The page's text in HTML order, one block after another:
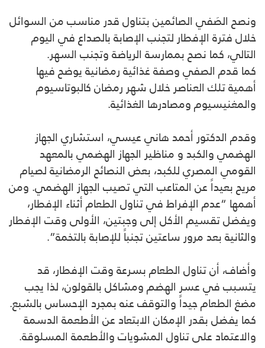
ونصح الصَفي الصائمين بتناول قدر مناسب من السوائل
خلال فترة الإفطار لتجنب الإصابة بالصداع في اليوم
التالي، كما نصح بممارسة الرياضة وتجنب السهر.
كما قدم الصفي وصفة غذائية رمضانية يوضح فيها
أهمية تلك العناصر خلال شهر رمضان كالبوتاسيوم
والمغنيسيوم ومصادرها الغذائية.
وقدم الدكتور أحمد هاني عيسي، استشاري الجهاز
الهضمي والكبد و مناظير الجهاز الهضمي بالمعهد
القومي المصري للكبد، بعض النصائح الرمضانية لصيام
مريح بعيداً عن المتاعب التي تصيب الجهاز الهضمي. ومن
أهمها “عدم الإفراط في تناول الطعام أثناء الإفطار،
ويفضل تقسيم الأكل إلى وجبتين، الأولى وقت الإفطار
والثانية بعد مرور ساعتين تجنباً للإصابة بالتخمة”.
وأضاف، أن تناول الطعام بسرعة وقت الإفطار، قد
يتسبب في عسر الهضم ومشاكل بالقولون، لذا يجب
مضغ الطعام جيداً والتوقف عنه بمجرد الإحساس بالشبع.
كما يفضل بقدر الإمكان الابتعاد عن الأطعمة الدسمة
والاعتماد على تناول المشويات والأطعمة المسلوقة.